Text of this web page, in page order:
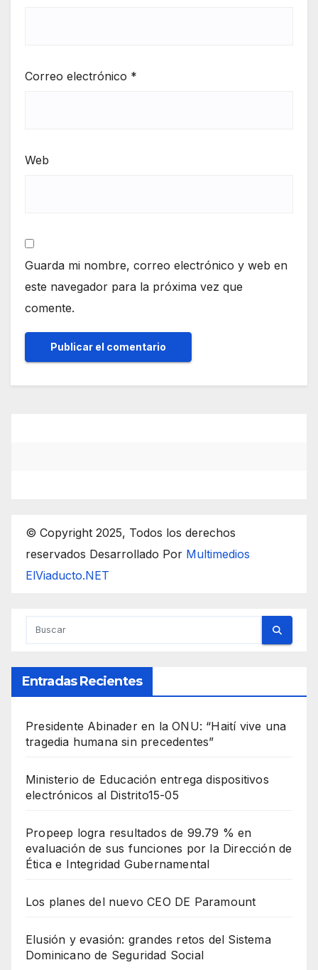
Correo electrónico *
Web
Guarda mi nombre, correo electrónico y web en
este navegador para la próxima vez que
comente.
© Copyright 2025, Todos los derechos
reservados Desarrollado Por Multimedios
ElViaducto.NET
Entradas Recientes
Presidente Abinader en la ONU: “Haití vive una
tragedia humana sin precedentes”
Ministerio de Educación entrega dispositivos
electrónicos al Distrito15-05
Propeep logra resultados de 99.79 % en
evaluación de sus funciones por la Dirección de
Ética e Integridad Gubernamental
Los planes del nuevo CEO DE Paramount
Elusión y evasión: grandes retos del Sistema
Dominicano de Seguridad Social